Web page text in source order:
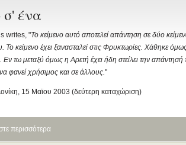
ένα
writes, "Το κείμενο αυτό αποτελεί απάντηση σε δύο
Το κείμενο έχει ξανασταλεί στις Φρυκτωρίες. Χάθηκε
Εν τω μεταξύ όμως η Αρετή έχει ήδη στείλει την
να φανεί χρήσιμος και σε άλλους."
15 Μαϊου 2003 (δεύτερη καταχώριση)
περισσότερα